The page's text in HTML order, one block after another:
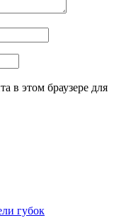
в этом браузере для
губок